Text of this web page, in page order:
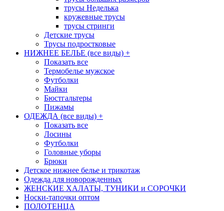
трусы Неделька
кружевные трусы
трусы стринги
Детские трусы
Трусы подростковые
НИЖНЕЕ БЕЛЬЕ (все виды) +
Показать все
Термобелье мужское
Футболки
Майки
Бюстгальтеры
Пижамы
ОДЕЖДА (все виды) +
Показать все
Лосины
Футболки
Головные уборы
Брюки
Детское нижнее белье и трикотаж
Одежда для новорожденных
ЖЕНСКИЕ ХАЛАТЫ, ТУНИКИ и СОРОЧКИ
Носки-тапочки оптом
ПОЛОТЕНЦА